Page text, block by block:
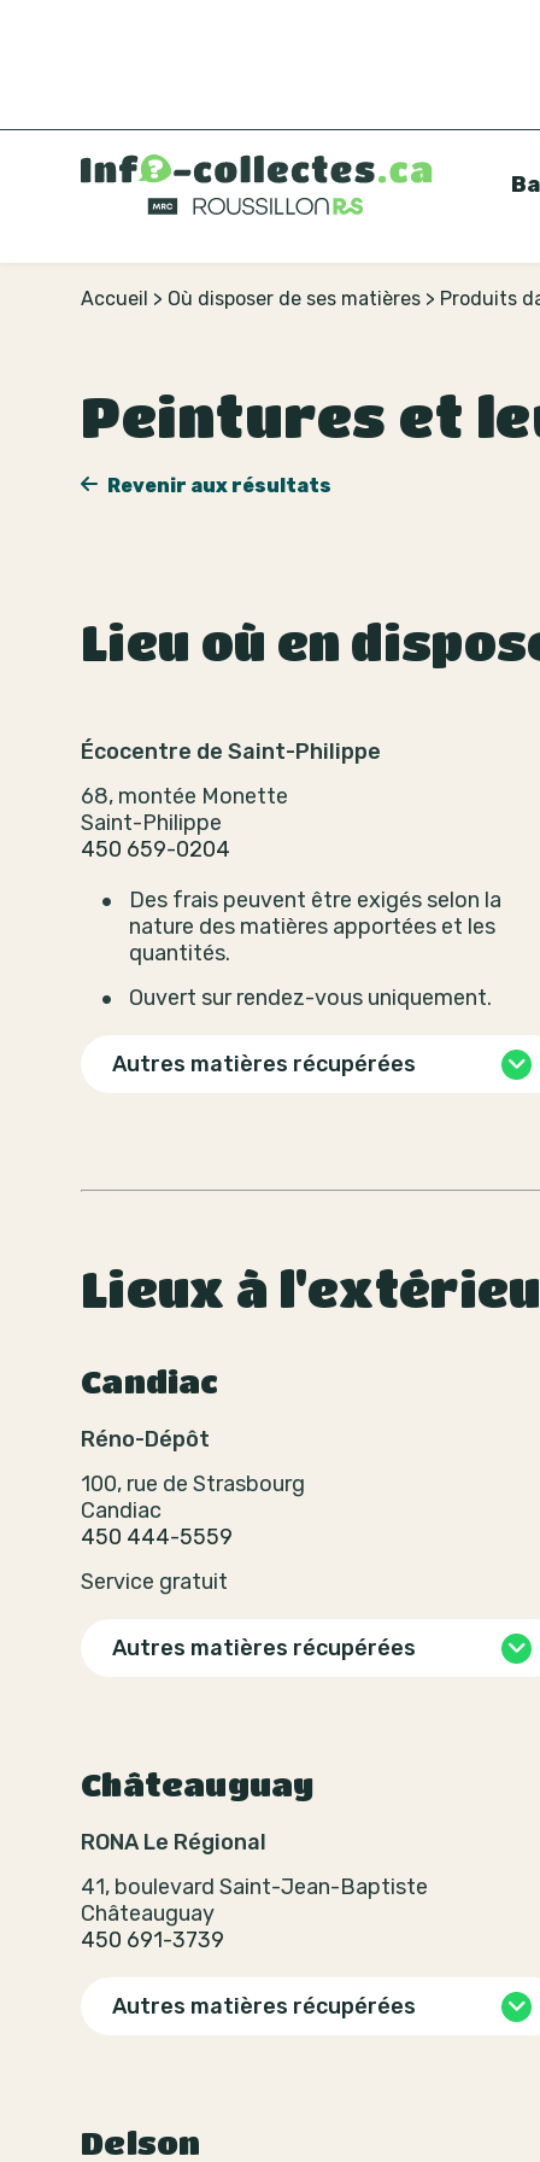
Accueil > Où disposer de ses matières > Produits
Peintures et
Revenir aux résultats
Lieu où en
Écocentre de Saint-Philippe
68, montée Monette
Saint-Philippe
450 659-0204
Des frais peuvent être exigés selon la
nature des matières apportées et les
quantités.
Ouvert sur rendez-vous uniquement.
Autres matières récupérées
Lieux à
Candiac
Réno-Dépôt
100, rue de Strasbourg
Candiac
450 444-5559
Service gratuit
Autres matières récupérées
Châteauguay
RONA Le Régional
41, boulevard Saint-Jean-Baptiste
Châteauguay
450 691-3739
Autres matières récupérées
Delson